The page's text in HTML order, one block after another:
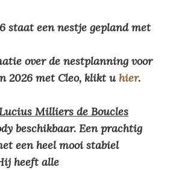
staat een nestje gepland met
over de nestplanning voor
2026 met Cleo, klikt u hier.
Milliers de Boucles
beschikbaar. Een prachtig
een heel mooi stabiel
heeft alle